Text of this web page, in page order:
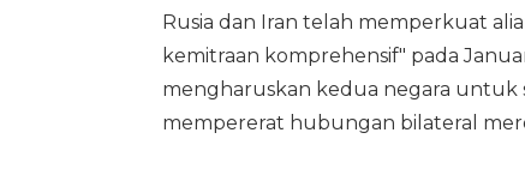
Rusia dan Iran telah memperkuat
kemitraan komprehensif" pada
mengharuskan kedua negara untuk
mempererat hubungan bilateral